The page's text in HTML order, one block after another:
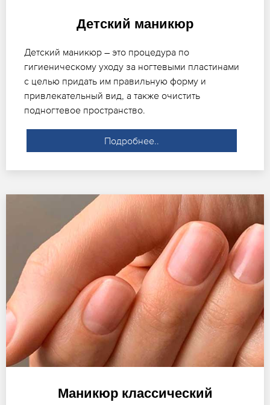
Детский маникюр
Детский маникюр – это процедура по
гигиеническому уходу за ногтевыми пластинами
с целью придать им правильную форму и
привлекательный вид, а также очистить
подногтевое пространство.
Подробнее..
Маникюр классический